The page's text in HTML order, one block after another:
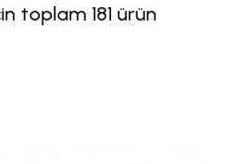
toplam 181 ürün